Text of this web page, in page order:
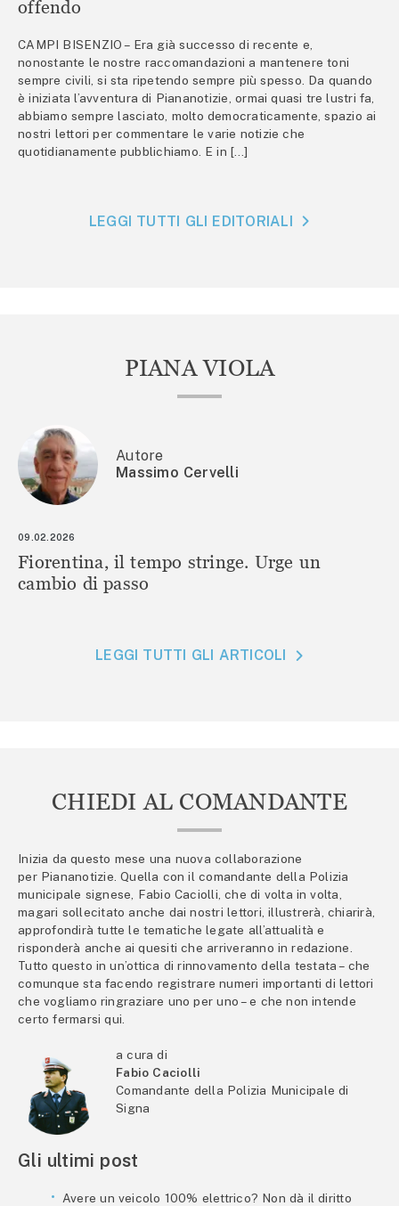
offendo
CAMPI BISENZIO – Era già successo di recente e,
nonostante le nostre raccomandazioni a mantenere toni
sempre civili, si sta ripetendo sempre più spesso. Da quando
è iniziata l’avventura di Piananotizie, ormai quasi tre lustri fa,
abbiamo sempre lasciato, molto democraticamente, spazio ai
nostri lettori per commentare le varie notizie che
quotidianamente pubblichiamo. E in […]
LEGGI TUTTI GLI EDITORIALI
PIANA VIOLA
Autore
Massimo Cervelli
09.02.2026
Fiorentina, il tempo stringe. Urge un
cambio di passo
LEGGI TUTTI GLI ARTICOLI
CHIEDI AL COMANDANTE
Inizia da questo mese una nuova collaborazione
per Piananotizie. Quella con il comandante della Polizia
municipale signese, Fabio Caciolli, che di volta in volta,
magari sollecitato anche dai nostri lettori, illustrerà, chiarirà,
approfondirà tutte le tematiche legate all’attualità e
risponderà anche ai quesiti che arriveranno in redazione.
Tutto questo in un’ottica di rinnovamento della testata – che
comunque sta facendo registrare numeri importanti di lettori
che vogliamo ringraziare uno per uno – e che non intende
certo fermarsi qui.
a cura di
Fabio Caciolli
Comandante della Polizia Municipale di
Signa
Gli ultimi post
Avere un veicolo 100% elettrico? Non dà il diritto